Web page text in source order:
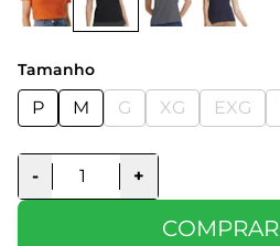
Tamanho
P M G XG EXG
- +
COMPRAR